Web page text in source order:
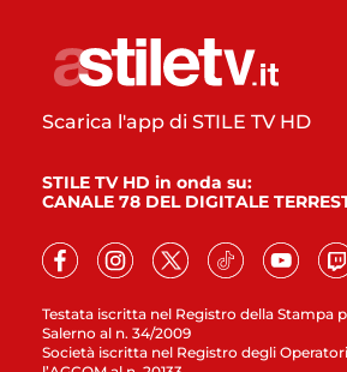
Testata iscritta nel Registro della Stampa
Salerno al n. 34/2009
Società iscritta nel Registro degli
Scarica l'app di STILE TV HD
STILE TV HD in onda su:
CANALE 78 DEL DIGITALE